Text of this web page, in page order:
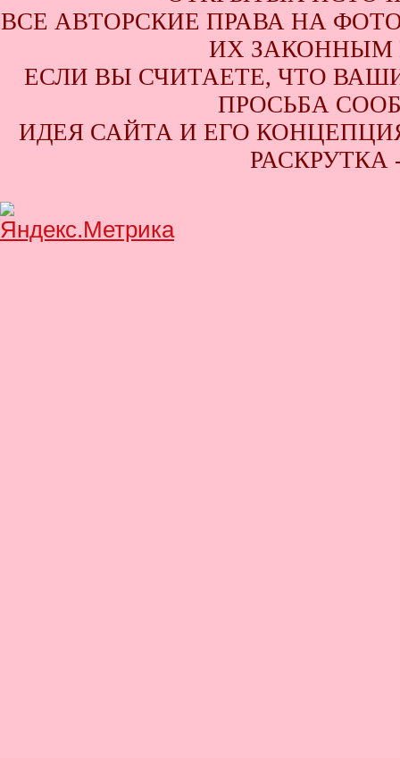
ВСЕ АВТОРСКИЕ ПРАВА НА
ИХ ЗАКОННЫМ
ЕСЛИ ВЫ СЧИТАЕТЕ, ЧТО
ПРОСЬБА
ИДЕЯ САЙТА И ЕГО КОНЦЕПЦИЯ
РАСКРУТКА -